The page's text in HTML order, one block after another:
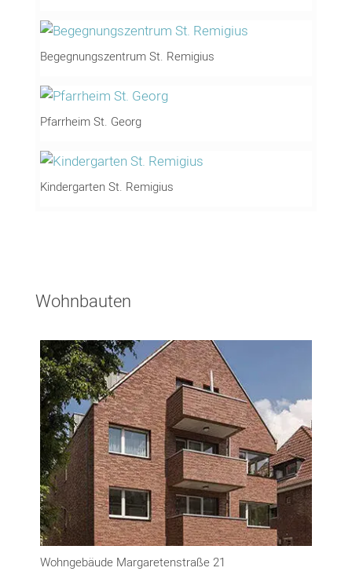
Begegnungszentrum St. Remigius
Pfarrheim St. Georg
Kindergarten St. Remigius
Wohnbauten
Wohngebäude Margaretenstraße 21